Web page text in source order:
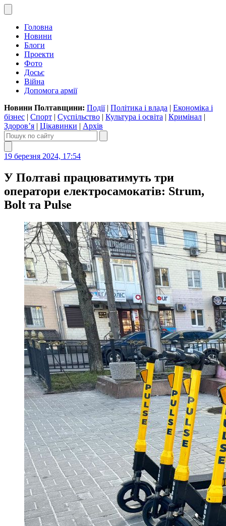
Головна
Новини
Блоги
Проекти
Фото
Досьє
Війна
Допомога армії
Новини Полтавщини: Події| Політика і влада | Економіка і
бізнес | Спорт | Суспільство | Культура і освіта | Кримінал |
Здоров’я | Цікавинки | Архів
19 березня 2024, 17:54
У Полтаві працюватимуть три
оператори електросамокатів: Strum,
Bolt та Pulse